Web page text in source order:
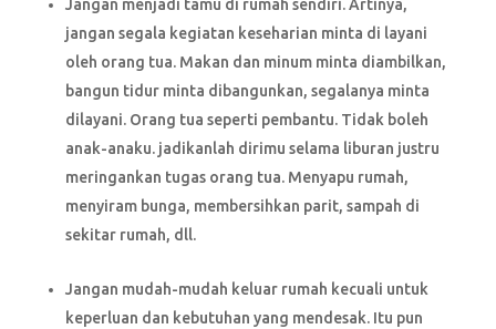
Jangan menjadi tamu di rumah sendiri. Artinya,
jangan segala kegiatan keseharian minta di layani
oleh orang tua. Makan dan minum minta diambilkan,
bangun tidur minta dibangunkan, segalanya minta
dilayani. Orang tua seperti pembantu. Tidak boleh
anak-anaku. jadikanlah dirimu selama liburan justru
meringankan tugas orang tua. Menyapu rumah,
menyiram bunga, membersihkan parit, sampah di
sekitar rumah, dll.
Jangan mudah-mudah keluar rumah kecuali untuk
keperluan dan kebutuhan yang mendesak. Itu pun